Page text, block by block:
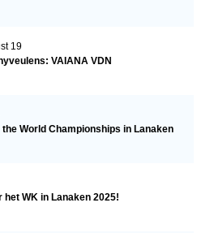
19
VAIANA VDN
World Championships in Lanaken
het WK in Lanaken 2025!